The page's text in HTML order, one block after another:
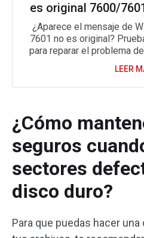
es original 7600/
¿Aparece el mensaje de
7601 no es original?
para reparar el problema
LEER
¿Cómo
seguros
sectores
disco duro?
Para que puedas hacer